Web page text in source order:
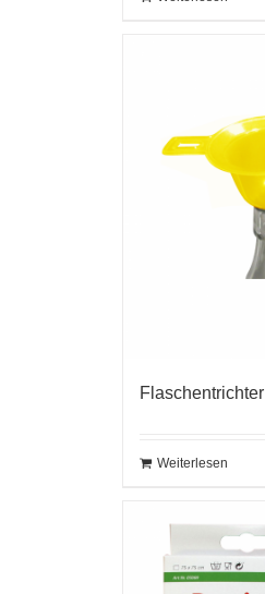
Flaschentrichter
Weiterlesen